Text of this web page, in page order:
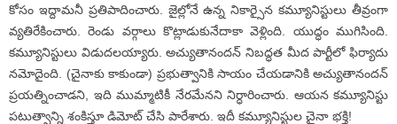
కోసం ఇద్దామనీ ప్రతిపాదించారు. జైల్లోనే ఉన్న నికార్సైన కమ్యూనిస్టులు తీవ్రంగా
వ్యతిరేకించారు. రెండు వర్గాలు కొట్లాడుకునేదాకా వెళ్లింది. యుద్ధం ముగిసింది.
కమ్యూనిస్టులు విడుదలయ్యారు. అచ్యుతానందన్‌ నిబద్ధత మీద పార్టీలో ఫిర్యాదు
నమోదైంది. (చైనాకు కాకుండా) ప్రభుత్వానికి సాయం చేయడానికి అచ్యుతానందన్‌
ప్రయత్నించాడని, ఇది ముమ్మాటికీ నేరమేనని నిర్ధారించారు. ఆయన కమ్యూనిస్టు
పటుత్వాన్ని శంకిస్తూ డిమోట్‌ చేసి పారేశారు. ఇదీ కమ్యూనిస్టుల చైనా భక్తి!